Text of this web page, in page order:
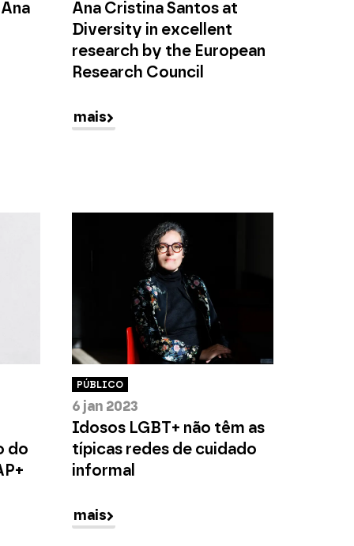
Ana Cristina Santos at
Diversity in excellent
research by the European
Research Council
mais
do
PÚBLICO
6 jan 2023
Idosos LGBT+ não têm as
típicas redes de cuidado
informal
mais